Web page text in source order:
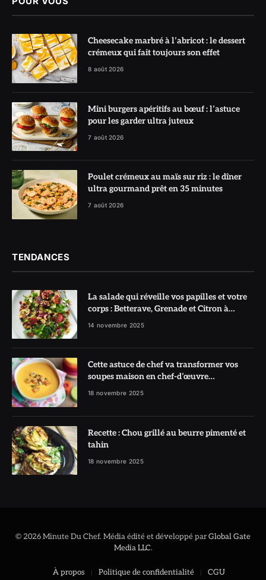
Cheesecake marbré à l’abricot : le dessert
crémeux qui fait toujours son effet
8 août 2026
Mini burgers apéritifs au bœuf : l’astuce
pour les garder ultra juteux
7 août 2026
Poulet crémeux au maïs sur riz : le dîner
ultra gourmand prêt en 35 minutes
7 août 2026
TENDANCES
La salade qui réveille vos papilles et votre
corps : Betterave, Grenade et Citron à
l’honneur
14 novembre 2025
Cette astuce de chef va transformer vos
soupes maison en chef-d’œuvre
réconfortant
18 novembre 2025
Recette : Chou grillé au beurre pimenté et
tahin
18 novembre 2025
© 2026 Minute Du Chef. Média édité et développé parGlobal Gate
Media LLC.
À propos Politique de confidentialité CGU